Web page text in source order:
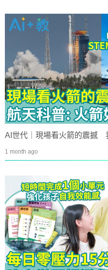
AI世代｜現場看火箭的震撼
1 month ago